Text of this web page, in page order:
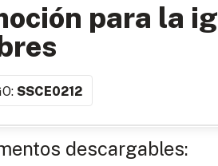
para la
SSCE0212
descargables: